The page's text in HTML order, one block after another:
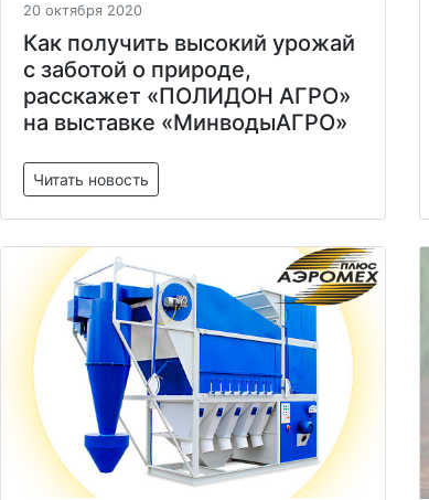
20 октября 2020
Как получить высокий урожай
с заботой о природе,
расскажет «ПОЛИДОН АГРО»
на выставке «МинводыАГРО»
Читать новость